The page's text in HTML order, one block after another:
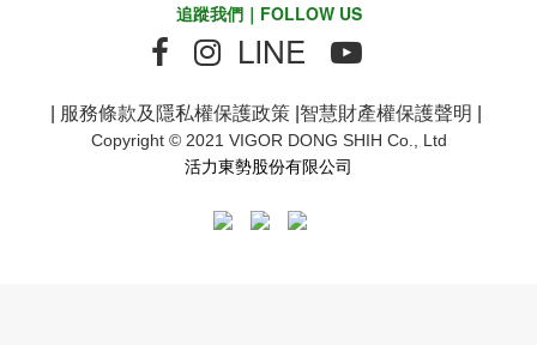
追蹤我們｜FOLLOW US
LINE
| 服務條款及隱私權保護政策 |智慧財產權保護聲明 |
Copyright © 2021 VIGOR DONG SHIH Co., Ltd
活力東勢股份有限公司